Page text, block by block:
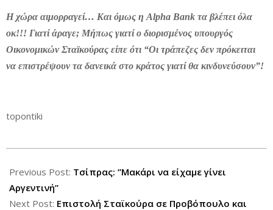
Η χώρα αιμορραγεί… Και όμως η Alpha Bank τα βλέπει όλα
οκ!!! Γιατί άραγε; Μήπως γιατί ο διορισμένος υπουργός
Οικονομικών Σταϊκούρας είπε ότι “Οι τράπεζες δεν πρόκειται
να επιστρέψουν τα δανεικά στο κράτος γιατί θα κινδυνεύσουν”!
topontiki
09-
07
Previous Post: Τσίπρας: ”Μακάρι να είχαμε γίνει
Αργεντινή”
Next Post: Επιστολή Σταϊκούρα σε Προβόπουλο και